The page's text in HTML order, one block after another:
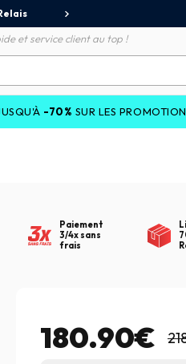
et service client au top !
SUR LES PROMOTIONS ET JUSQU'À
Paiement
3/4x sans
frais
180.90€